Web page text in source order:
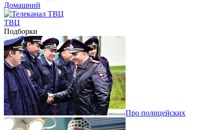
Домашний
ТВЦ
Подборки
Про полицейских